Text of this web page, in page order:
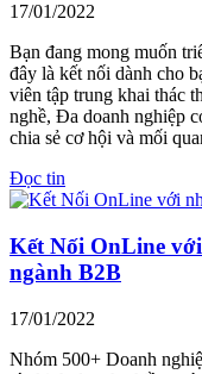
17/01/2022
Bạn đang mong muốn
đây là kết nối dành cho
viên tập trung khai thác
nghề, Đa doanh nghiệp
chia sẻ cơ hội và mối
Đọc tin
Kết Nối OnLine
ngành B2B
17/01/2022
Nhóm 500+ Doanh